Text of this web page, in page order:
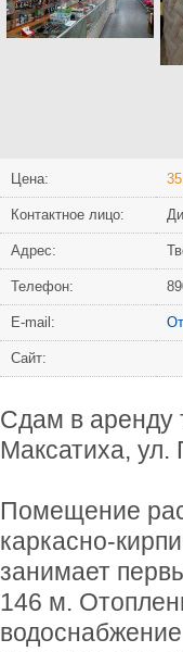
Цена:
Контактное лицо:
Адрес:
Телефон:
Е-mail:
Сайт:
Сдам в аренду
Максатиха, ул.
Помещение
каркасно-
занимает
146 м.